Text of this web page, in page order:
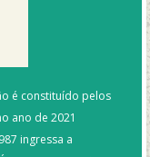
é constituído pelos
ano de 2021
ingressa a